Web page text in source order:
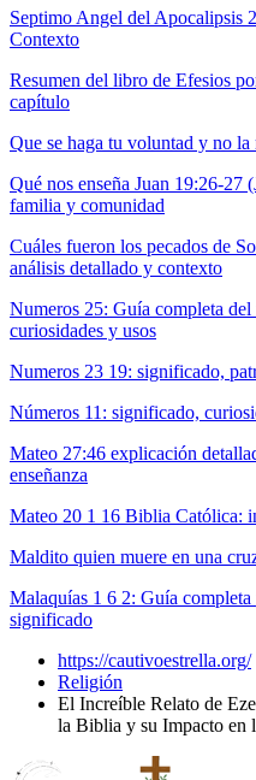
Septimo Angel del Apocalipsis
Contexto
Resumen del libro de Efesios
capítulo
Que se haga tu voluntad y no
Qué nos enseña Juan 19:26-27
familia y comunidad
Cuáles fueron los pecados de
análisis detallado y contexto
Numeros 25: Guía completa
curiosidades y usos
Numeros 23 19: significado,
Números 11: significado,
Mateo 27:46 explicación
enseñanza
Mateo 20 1 16 Biblia Católica:
Maldito quien muere en una
Malaquías 1 6 2: Guía completa
significado
https://cautivoestrella.org/
Religión
El Increíble Relato de
la Biblia y su Impacto en